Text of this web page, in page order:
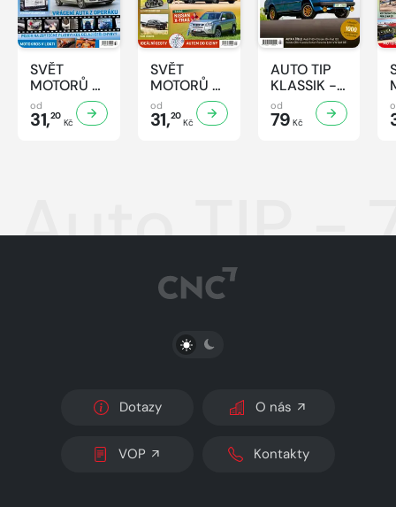
SVĚT
MOTORŮ -
32/2026
od
31,20
Kč
SVĚT
MOTORŮ -
31/2026
od
31,20
Kč
AUTO TIP
KLASSIK -
7/2026
od
79 Kč
Auto TIP -
PŘEPNOUT SVĚTLÝ/TMAVÝ REŽIM
Dotazy O nás
VOP Kontakty